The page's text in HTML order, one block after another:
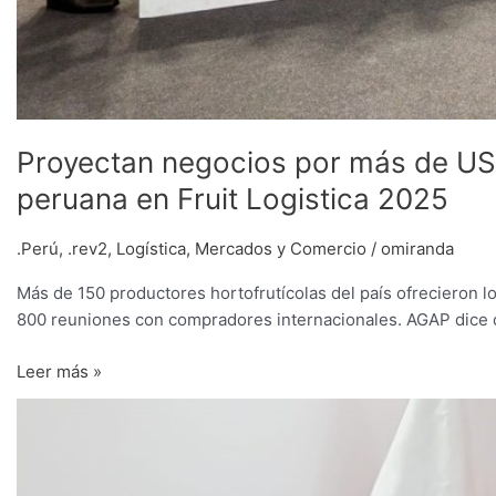
Proyectan negocios por más de
peruana en Fruit Logistica 2025
.Perú, .rev2, Logística, Mercados y Comercio / omiranda
Más de 150 productores hortofrutícolas del país ofrecieron
800 reuniones con compradores internacionales. AGAP
Leer más »